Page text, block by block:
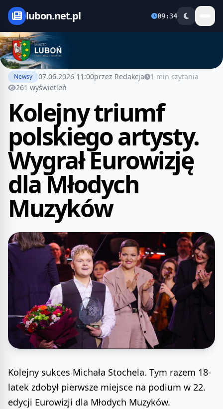
lubon.net.pl 09:34
Newsy 07.06.2026 11:00przez Redakcja
1 min czytania
261 wyświetleń
Kolejny triumf
polskiego artysty.
Wygrał Eurowizję
dla Młodych
Muzyków
Kolejny sukces Michała Stochela. Tym razem 18-
latek zdobył pierwsze miejsce na podium w 22.
edycji Eurowizji dla Młodych Muzyków.